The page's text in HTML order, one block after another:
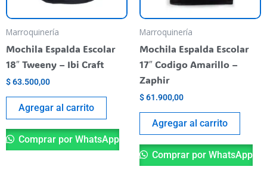
Marroquinería
Mochila Espalda Escolar
18″ Tweeny – Ibi Craft
$63.500,00
Agregar al carrito
Comprar por WhatsApp
Marroquinería
Mochila Espalda Escolar
17″ Codigo Amarillo –
Zaphir
$61.900,00
Agregar al carrito
Comprar por WhatsApp